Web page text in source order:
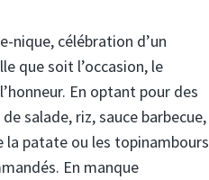
nique, célébration d’un
que soit l’occasion, le
En optant pour des
salade, riz, sauce barbecue,
la patate ou les topinambours
En manque